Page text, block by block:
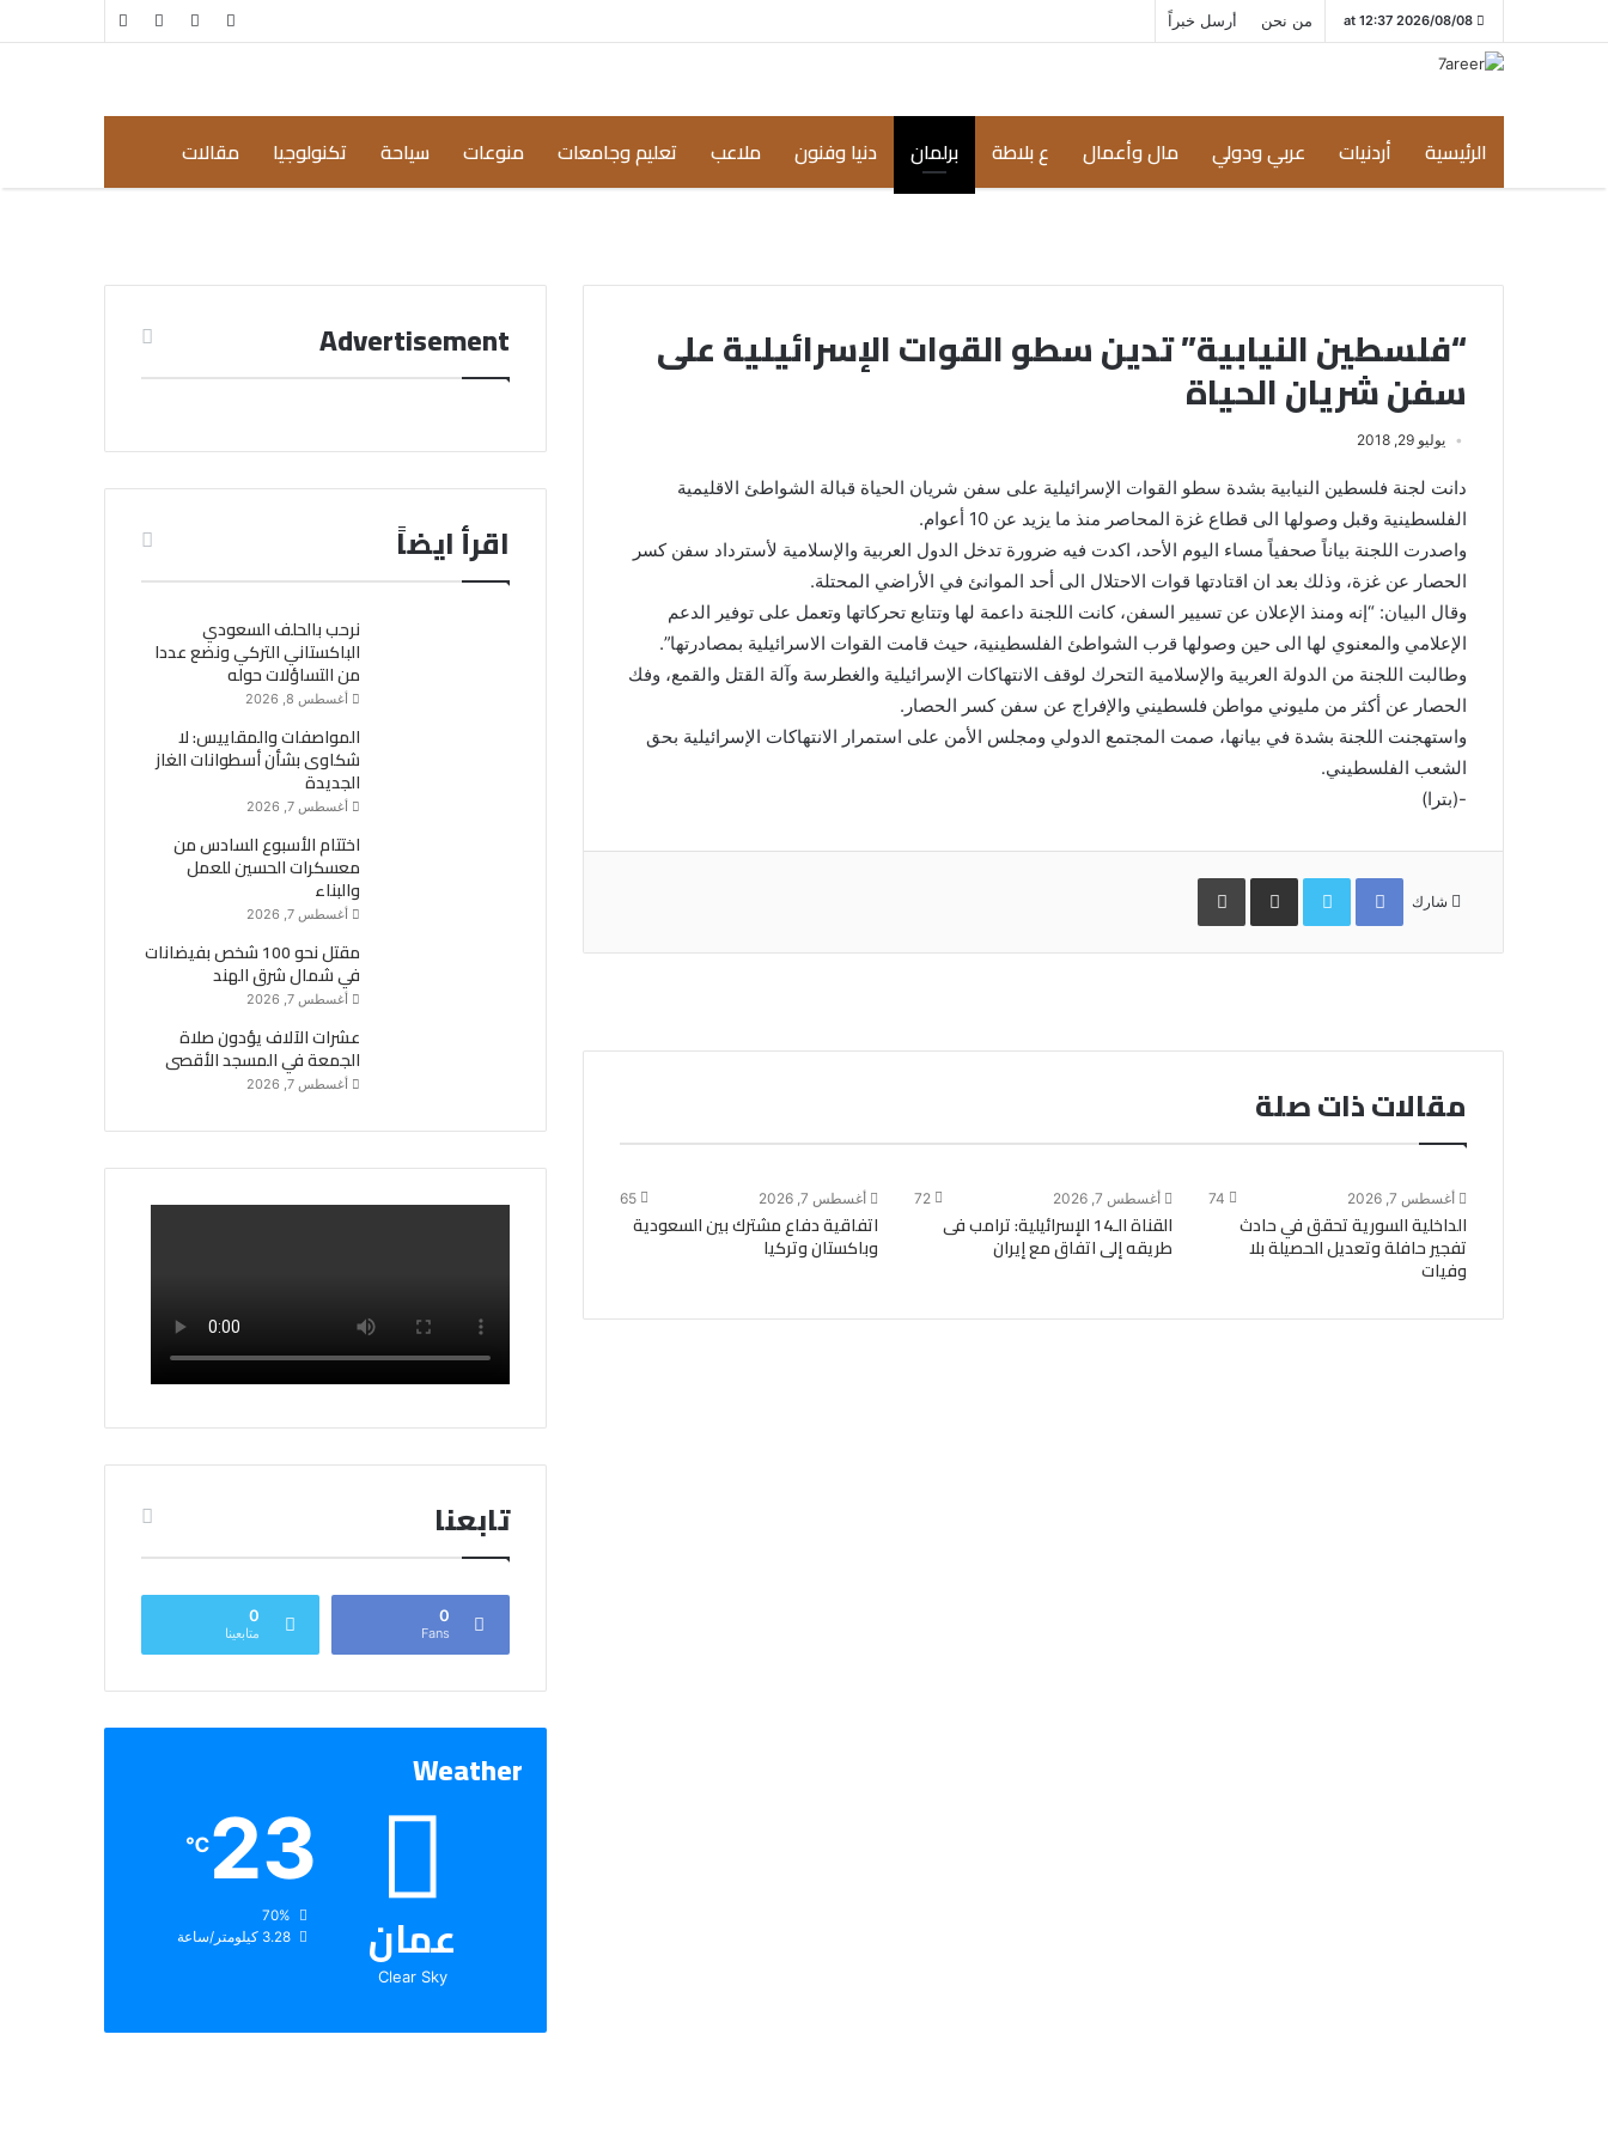
2026/08/08 at 12:37 من نحن أرسل خبراً مقال
الرئيسية أردنيات عربي ودولي مال وأعمال ع بلاطة برلمان دنيا وفنون ملاعب تعليم وجامعات منوعات سياحة تكنولوجيا مقالات
“فلسطين النيابية” تدين سطو القوات الإسرائيلية على
سفن شريان الحياة
يوليو 29, 2018
دانت لجنة فلسطين النيابية بشدة سطو القوات الإسرائيلية على سفن شريان الحياة قبالة الشواطئ الاقليمية
الفلسطينية وقبل وصولها الى قطاع غزة المحاصر منذ ما يزيد عن 10 أعوام.
واصدرت اللجنة بياناً صحفياً مساء اليوم الأحد، اكدت فيه ضرورة تدخل الدول العربية والإسلامية لأسترداد سفن كسر
الحصار عن غزة، وذلك بعد ان اقتادتها قوات الاحتلال الى أحد الموانئ في الأراضي المحتلة.
وقال البيان: “إنه ومنذ الإعلان عن تسيير السفن، كانت اللجنة داعمة لها وتتابع تحركاتها وتعمل على توفير الدعم
الإعلامي والمعنوي لها الى حين وصولها قرب الشواطئ الفلسطينية، حيث قامت القوات الاسرائيلية بمصادرتها”.
وطالبت اللجنة من الدولة العربية والإسلامية التحرك لوقف الانتهاكات الإسرائيلية والغطرسة وآلة القتل والقمع، وفك
الحصار عن أكثر من مليوني مواطن فلسطيني والإفراج عن سفن كسر الحصار.
واستهجنت اللجنة بشدة في بيانها، صمت المجتمع الدولي ومجلس الأمن على استمرار الانتهاكات الإسرائيلية بحق
الشعب الفلسطيني.
-(بترا)
شارك
Facebook
Twitterمشاركة
البريد
طباعة
مقالات ذات صلة
أغسطس 7, 2026 74
الداخلية السورية تحقق في حادث
تفجير حافلة وتعديل الحصيلة بلا
وفيات
أغسطس 7, 2026 72
القناة الـ14 الإسرائيلية: ترامب فى
طريقه إلى اتفاق مع إيران
أغسطس 7, 2026 65
اتفاقية دفاع مشترك بين السعودية
وباكستان وتركيا
Advertisement
اقرأ ايضاً
نرحب بالحلف السعودي
الباكستاني التركي ونضع عددا
من التساؤلات حوله
أغسطس 8, 2026
المواصفات والمقاييس: لا
شكاوى بشأن أسطوانات الغاز
الجديدة
أغسطس 7, 2026
اختتام الأسبوع السادس من
معسكرات الحسين للعمل
والبناء
أغسطس 7, 2026
مقتل نحو 100 شخص بفيضانات
في شمال شرق الهند
أغسطس 7, 2026
عشرات الآلاف يؤدون صلاة
الجمعة في المسجد الأقصى
أغسطس 7, 2026
تابعنا
0
Fans
0
متابعينا
Weather
عمان
Clear Sky
23
℃
الرطوبة:
الرياح: